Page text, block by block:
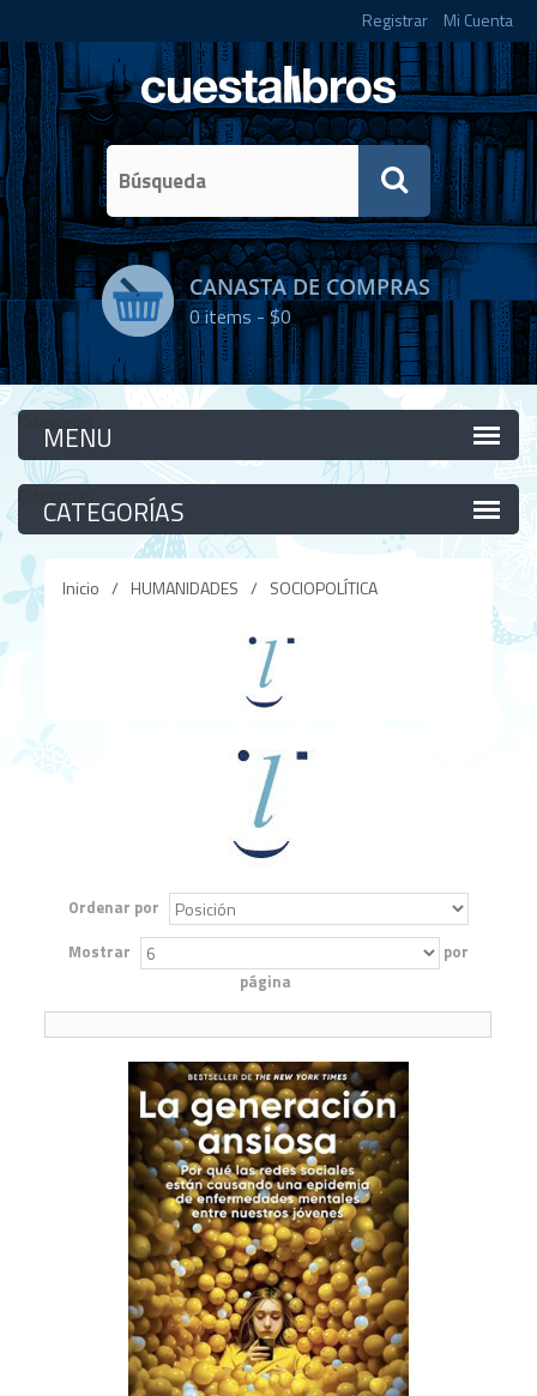
Registrar Mi Cuenta
CANASTA DE COMPRAS
0items -$0
Categorías
Categorías
Inicio / HUMANIDADES / SOCIOPOLÍTICA
Ordenar por
Mostrar
por
página